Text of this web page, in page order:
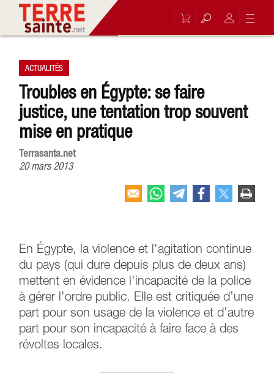
ACTUALITÉS
Troubles en Égypte: se faire
justice, une tentation trop souvent
mise en pratique
Terrasanta.net
20 mars 2013
En Égypte, la violence et l'agitation continue
du pays (qui dure depuis plus de deux ans)
mettent en évidence l'incapacité de la police
à gérer l'ordre public. Elle est critiquée d’une
part pour son usage de la violence et d’autre
part pour son incapacité à faire face à des
révoltes locales.